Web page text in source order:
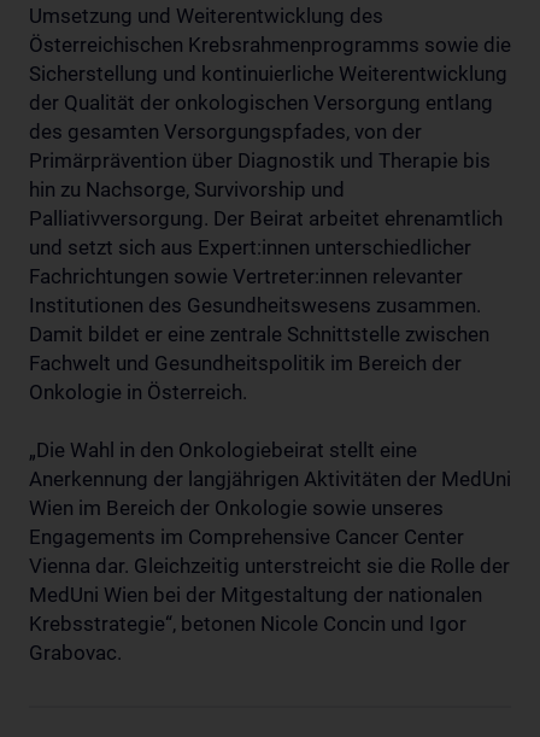
Umsetzung und Weiterentwicklung des
Österreichischen Krebsrahmenprogramms sowie die
Sicherstellung und kontinuierliche Weiterentwicklung
der Qualität der onkologischen Versorgung entlang
des gesamten Versorgungspfades, von der
Primärprävention über Diagnostik und Therapie bis
hin zu Nachsorge, Survivorship und
Palliativversorgung. Der Beirat arbeitet ehrenamtlich
und setzt sich aus Expert:innen unterschiedlicher
Fachrichtungen sowie Vertreter:innen relevanter
Institutionen des Gesundheitswesens zusammen.
Damit bildet er eine zentrale Schnittstelle zwischen
Fachwelt und Gesundheitspolitik im Bereich der
Onkologie in Österreich.
„Die Wahl in den Onkologiebeirat stellt eine
Anerkennung der langjährigen Aktivitäten der MedUni
Wien im Bereich der Onkologie sowie unseres
Engagements im Comprehensive Cancer Center
Vienna dar. Gleichzeitig unterstreicht sie die Rolle der
MedUni Wien bei der Mitgestaltung der nationalen
Krebsstrategie“, betonen Nicole Concin und Igor
Grabovac.